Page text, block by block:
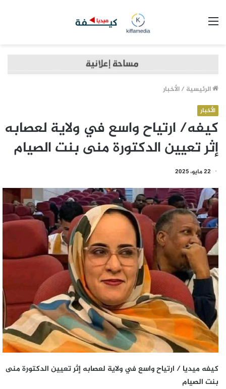
الرئيسية /الأخبار
الأخبار
كيفه/ ارتياح واسع في ولاية لعصابه
إثر تعيين الدكتورة منى بنت الصيام
22 مايو، 2025
كيفه ميديا / ارتياح واسع في ولاية لعصابه إثر تعيين الدكتورة منى
بنت الصيام